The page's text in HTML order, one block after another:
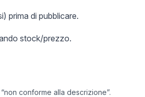
prima di pubblicare.
stock/prezzo.
conforme alla descrizione”.